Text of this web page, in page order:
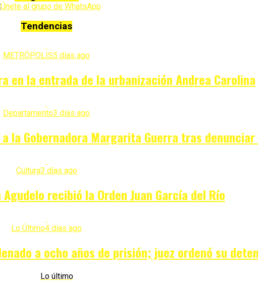
Tendencias
METRÓPOLIS5 días ago
en la entrada de la urbanización Andrea Carolina
Departamento3 días ago
la Gobernadora Margarita Guerra tras denunciar
Cultura3 días ago
recibió la Orden Juan García del Río
Lo Último4 días ago
a ocho años de prisión; juez ordenó su
Lo último